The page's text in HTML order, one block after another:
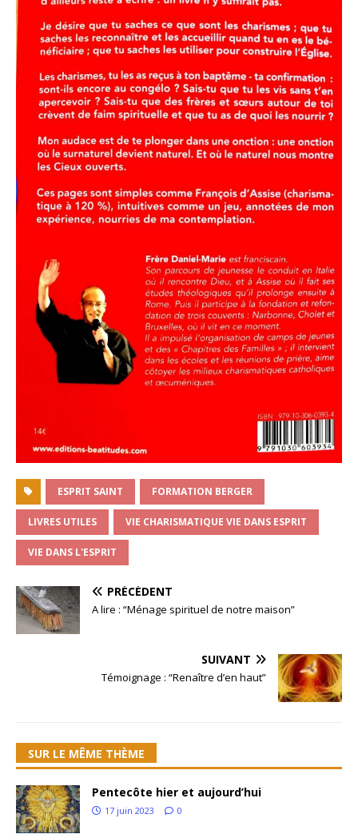
ESPRIT SAINT FORMATION BERGER
LIVRES UTILES VIE CHARISMATIQUE VIE DANS ESPRIT
VIE DANS L'ESPRIT
PRÉCÉDENT
A lire : “Ménage spirituel de notre maison”
SUIVANT
Témoignage : “Renaître d’en haut”
SUR LE MÊME THÈME
Pentecôte hier et aujourd’hui
17 juin 2023 0